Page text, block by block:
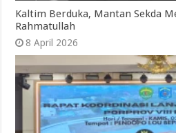
Kaltim Berduka, Mantan Sekda
Rahmatullah
8 April 2026